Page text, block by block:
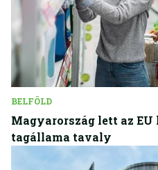
BELFÖLD
Magyarország lett az EU
tagállama tavaly